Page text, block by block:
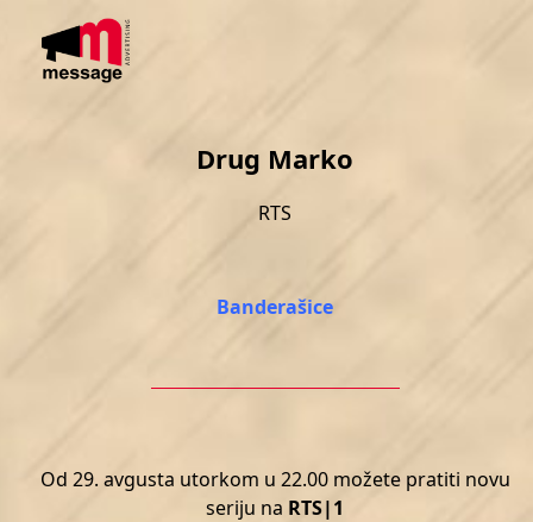
content
Open
mobile
Close
mobile
Drug Marko
RTS
Banderašice
Od 29. avgusta utorkom u 22.00 možete pratiti novu
seriju na RTS|1